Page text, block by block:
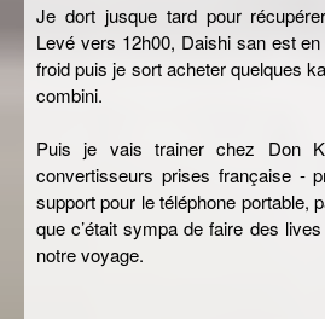
Je dort jusque tard pour
Levé vers 12h00, Daishi san est
froid puis je sort acheter quelques
combini.
Puis je vais trainer chez Don
convertisseurs prises française -
support pour le téléphone portable,
que c’était sympa de faire des
notre voyage.